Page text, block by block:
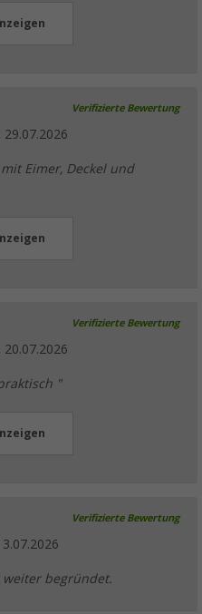
Verifizierte Bewertung
29.07.2026
Eimer, Deckel und
Verifizierte Bewertung
20.07.2026
"
Verifizierte Bewertung
begründet.